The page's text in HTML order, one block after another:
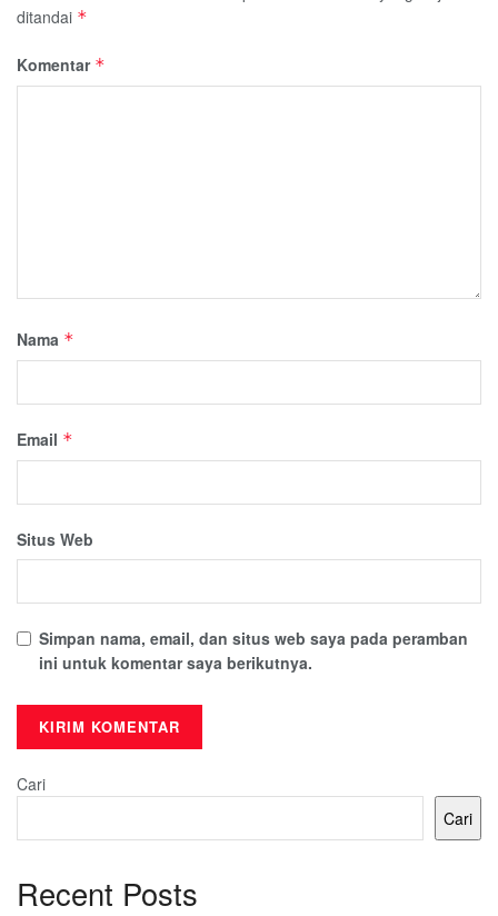
ditandai *
Komentar *
Nama *
Email *
Situs Web
Simpan nama, email, dan situs web saya pada peramban
ini untuk komentar saya berikutnya.
Cari
Cari
Recent Posts